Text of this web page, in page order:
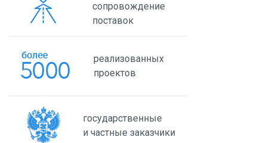
сопровождение
поставок
реализованных
проектов
государственные
и частные заказчики